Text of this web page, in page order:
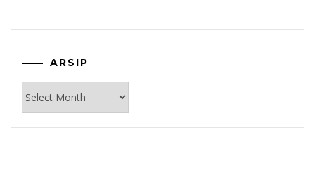
ARSIP
Arsip